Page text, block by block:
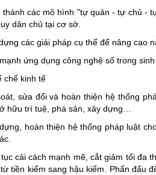
thành các mô hình "tự quản - tự chủ -
dân chủ tại cơ sở.
các giải pháp cụ thể để nâng cao
ứng dụng công nghệ số trong
chế kinh tế
sửa đổi và hoàn thiện hệ thống
hữu trí tuệ, phá sản, xây dựng…
hoàn thiện hệ thống pháp luật
cải cách mạnh mẽ, cắt giảm tối đa
tiền kiểm sang hậu kiểm. Phấn đấu